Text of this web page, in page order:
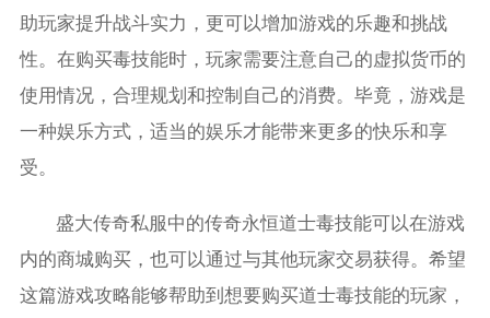
助玩家提升战斗实力，更可以增加游戏的乐趣和挑战
性。在购买毒技能时，玩家需要注意自己的虚拟货币的
使用情况，合理规划和控制自己的消费。毕竟，游戏是
一种娱乐方式，适当的娱乐才能带来更多的快乐和享
受。
盛大传奇私服中的传奇永恒道士毒技能可以在游戏
内的商城购买，也可以通过与其他玩家交易获得。希望
这篇游戏攻略能够帮助到想要购买道士毒技能的玩家，